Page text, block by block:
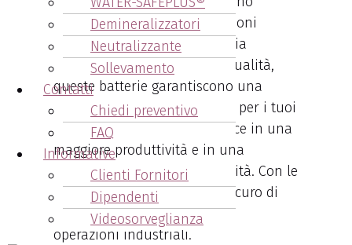
Demineralizzatori
Neutralizzante
Sollevamento
Contatti
Chiedi preventivo
FAQ
Informative
Clienti Fornitori
Dipendenti
Videosorveglianza
progettate per offrire prestazioni
ottimali. Con la loro tecnologia
avanzata e il design di alta qualità,
queste batterie garantiscono una
potenza costante e affidabile per i tuoi
carrelli elevatori. Ciò si traduce in una
maggiore produttività e in una
riduzione dei tempi di inattività. Con le
batterie Cesab, puoi essere sicuro di
ottenere il massimo dalle tue
operazioni industriali.